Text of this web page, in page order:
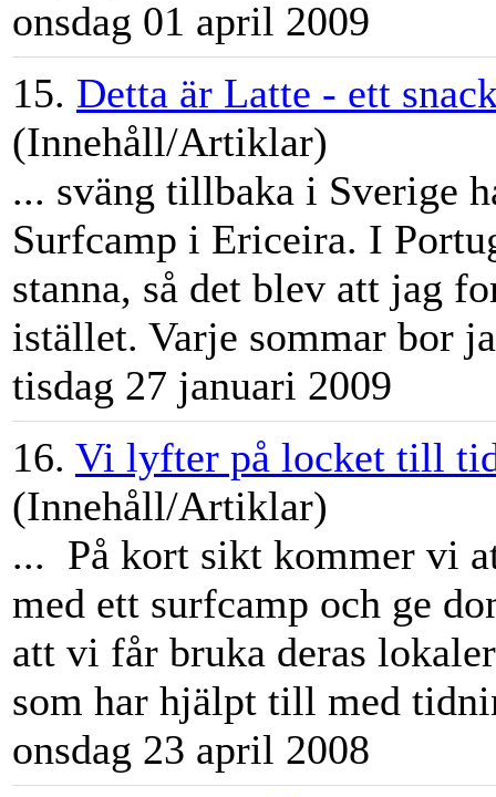
onsdag 01 april 2009
15. Detta är Latte - ett
(Innehåll/Artiklar)
... sväng tillbaka i Sverige
Surfcamp i Ericeira. I
stanna, så det blev att jag
istället. Varje sommar bor
tisdag 27 januari 2009
16. Vi lyfter på locket till
(Innehåll/Artiklar)
... På kort sikt kommer vi
med ett surfcamp och ge
att vi får bruka deras
som har hjälpt till med
onsdag 23 april 2008